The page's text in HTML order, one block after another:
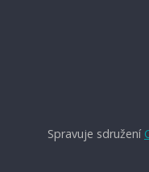
Spravuje sdružení